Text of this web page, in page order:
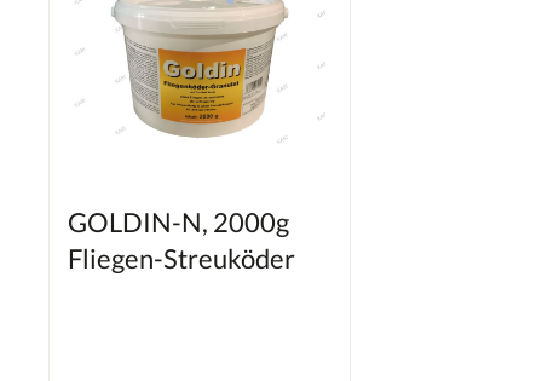
GOLDIN-N, 2000g
Fliegen-Streuköder